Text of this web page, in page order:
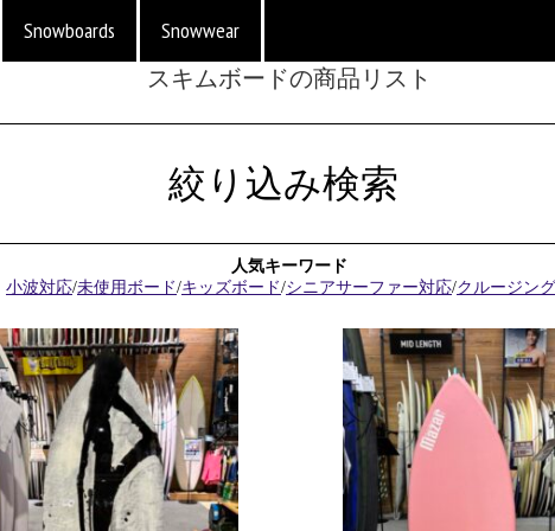
Snowboards Snowwear
スキムボードの商品リスト
絞り込み検索
人気キーワード
小波対応/未使用ボード/キッズボード/シニアサーファー対応/クルージン